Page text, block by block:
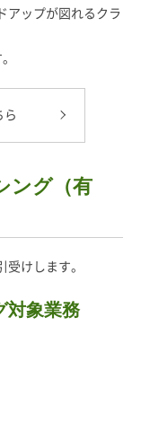
アップが図れるクラ
ら
ング（有
けします。
対象業務